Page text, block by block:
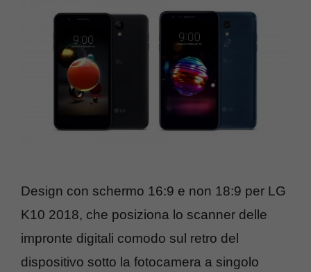
Design con schermo 16:9 e non 18:9 per LG
K10 2018, che posiziona lo scanner delle
impronte digitali comodo sul retro del
dispositivo sotto la fotocamera a singolo